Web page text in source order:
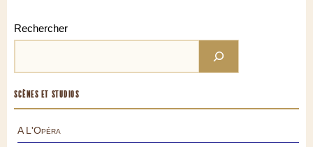
Rechercher
SCÈNES ET STUDIOS
A L'Opéra